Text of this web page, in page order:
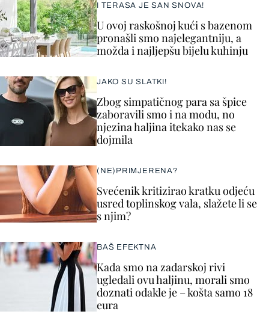
I TERASA JE SAN SNOVA!
U ovoj raskošnoj kući s bazenom
pronašli smo najelegantniju, a
možda i najljepšu bijelu kuhinju
JAKO SU SLATKI!
Zbog simpatičnog para sa špice
zaboravili smo i na modu, no
njezina haljina itekako nas se
dojmila
(NE)PRIMJERENA?
Svećenik kritizirao kratku odjeću
usred toplinskog vala, slažete li se
s njim?
BAŠ EFEKTNA
Kada smo na zadarskoj rivi
ugledali ovu haljinu, morali smo
doznati odakle je – košta samo 18
eura